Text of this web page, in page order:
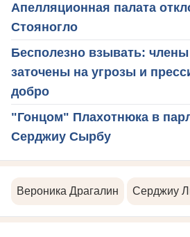
Апелляционная палата
Стояногло
Бесполезно взывать:
заточены на угрозы и
добро
"Гонцом" Плахотнюка в
Серджиу Сырбу
Вероника Драгалин Серджиу